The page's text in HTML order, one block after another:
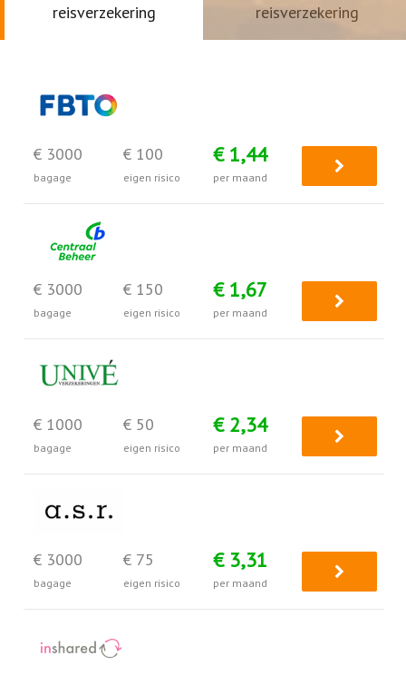
reisverzekering
reisverzekering
€ 3000
bagage
€ 100
eigen risico
€ 1,44
per maand
€ 3000
bagage
€ 150
eigen risico
€ 1,67
per maand
€ 1000
bagage
€ 50
eigen risico
€ 2,34
per maand
€ 3000
bagage
€ 75
eigen risico
€ 3,31
per maand